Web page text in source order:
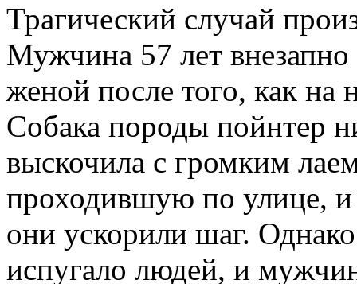
Трагический случай
Мужчина 57 лет
женой после того, как на
Собака породы пойнтер
выскочила с громким
проходившую по улице, и
они ускорили шаг.
испугало людей, и